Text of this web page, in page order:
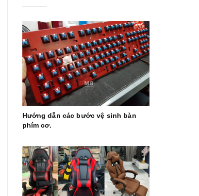
Hướng dẫn các bước vệ sinh bàn
phím cơ.